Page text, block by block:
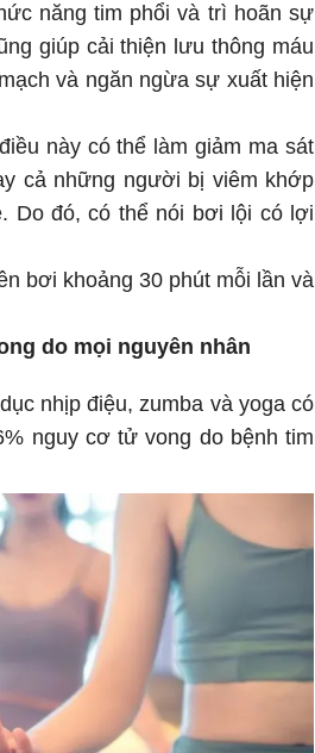
năng tim phổi và trì hoãn sự
giúp cải thiện lưu thông máu
và ngăn ngừa sự xuất hiện
này có thể làm giảm ma sát
cả những người bị viêm khớp
Do đó, có thể nói bơi lội có lợi
bơi khoảng 30 phút mỗi lần và
do mọi nguyên nhân
nhịp điệu, zumba và yoga có
nguy cơ tử vong do bệnh tim